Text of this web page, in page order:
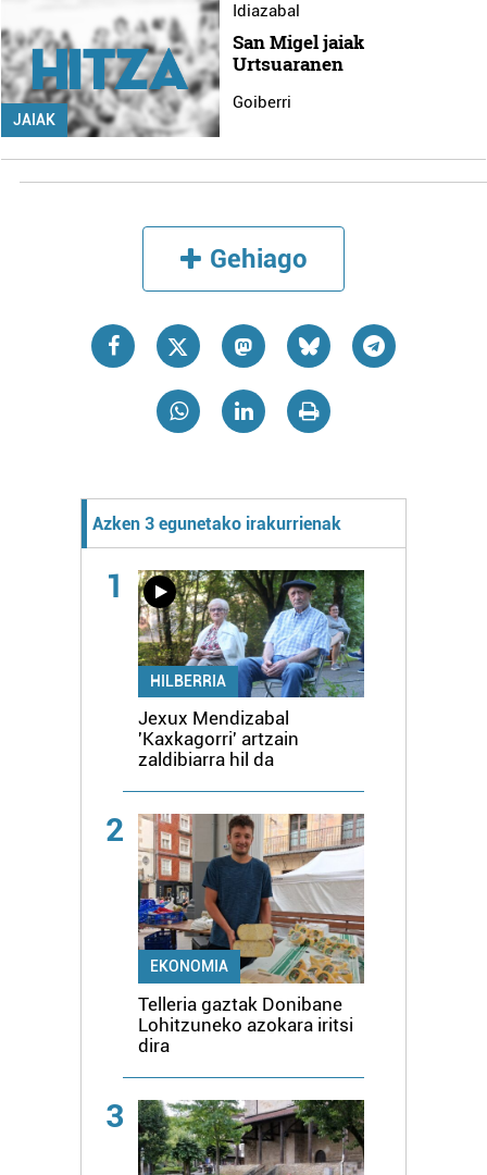
JAIAK
Idiazabal
San Migel jaiak
Urtsuaranen
Goiberri
Gehiago
Azken 3 egunetako irakurrienak
1
HILBERRIA
Jexux Mendizabal
'Kaxkagorri' artzain
zaldibiarra hil da
2
EKONOMIA
Telleria gaztak Donibane
Lohitzuneko azokara iritsi
dira
3